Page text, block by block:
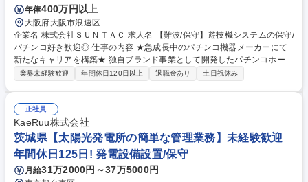
年俸400万円以上
大阪府大阪市浪速区
企業名 株式会社ＳＵＮＴＡＣ 求人名 【難波/保守】遊技機システムの保守/
パチンコ好き歓迎◎ 仕事の内容 ★急成長中のパチンコ機器メーカーにて
新たなキャリアを構築★ 独自ブランド事業として開発したパチンコホール
向けコンピュータ事業の当社にて、ホールシステムの「保守メンテンナン
う呼出ランプの保守メンテンナンスをご担当いただきます。 ※メンテナン
スは設備機器内だけで、建物側の改変は伴わない ■保守メンテナンスのみ
にとどまらず、顧客への提案活動も将来的にお任せします。 募集職種
【難波/保守】遊技機システムの保守/パチンコ好き歓迎◎
業界未経験歓迎 年間休日120日以上 退職金あり 土日祝休み
正社員
KaeRuu株式会社
茨城県【太陽光発電所の簡単な管理業務】未経験歓迎
年間休日125日! 発電設備設置/保守
月給31万2000円～37万5000円